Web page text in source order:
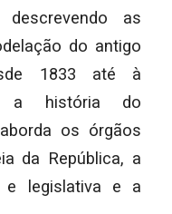
as
do antigo
1833 até à
a história do
os órgãos
da República, a
e legislativa e a